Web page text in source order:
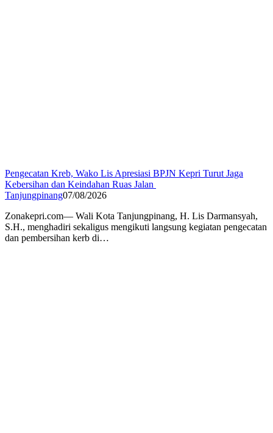
Pengecatan Kreb, Wako Lis Apresiasi BPJN Kepri Turut Jaga
Kebersihan dan Keindahan Ruas Jalan
Tanjungpinang07/08/2026
Zonakepri.com— Wali Kota Tanjungpinang, H. Lis Darmansyah,
S.H., menghadiri sekaligus mengikuti langsung kegiatan pengecatan
dan pembersihan kerb di…